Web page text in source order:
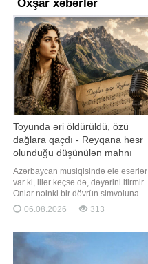
Oxşar xəbərlər
Toyunda əri öldürüldü, özü
dağlara qaçdı - Reyqana həsr
olunduğu düşünülən mahnı
haqqında bilinməyənlər
Azərbaycan musiqisində elə əsərlər
var ki, illər keçsə də, dəyərini itirmir.
Onlar nəinki bir dövrün simvoluna
çevrilir, hətta nəsildən-nəslə
ötürülərək xalqın yaddaşında
tarixçəsi" rubrikasında bu dəfə
haqqında bəhs edəcəyi "Dağlar qızı
Reyhan" da məh
06.08.2026 313